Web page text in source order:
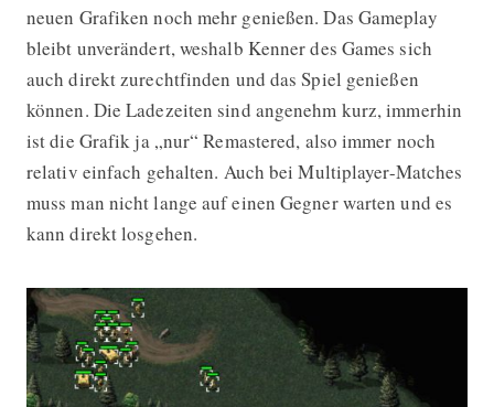
neuen Grafiken noch mehr genießen. Das Gameplay
bleibt unverändert, weshalb Kenner des Games sich
auch direkt zurechtfinden und das Spiel genießen
können. Die Ladezeiten sind angenehm kurz, immerhin
ist die Grafik ja „nur“ Remastered, also immer noch
relativ einfach gehalten. Auch bei Multiplayer-Matches
muss man nicht lange auf einen Gegner warten und es
kann direkt losgehen.